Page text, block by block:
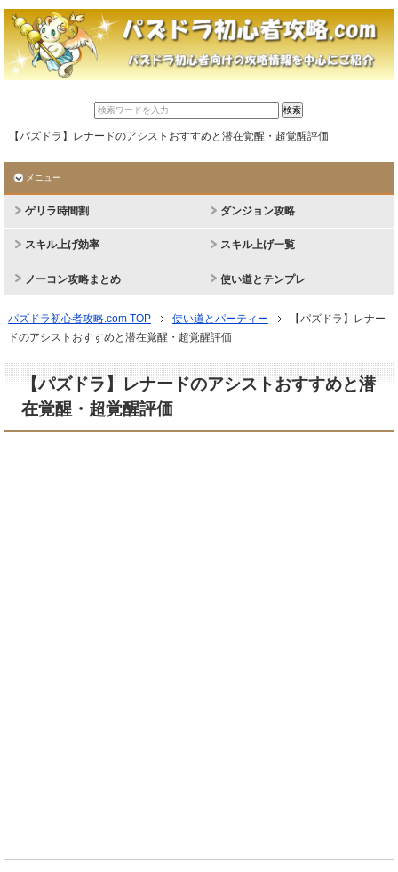
【パズドラ】レナードのアシストおすすめと潜在覚醒・超覚醒評価
メニュー
ゲリラ時間割 ダンジョン攻略
スキル上げ効率 スキル上げ一覧
ノーコン攻略まとめ 使い道とテンプレ
パズドラ初心者攻略.com TOP 使い道とパーティー
【パズドラ】レナー
ドのアシストおすすめと潜在覚醒・超覚醒評価
【パズドラ】レナードのアシストおすすめと潜
在覚醒・超覚醒評価